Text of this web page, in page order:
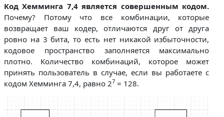
Код Хемминга 7,4 является совершенным кодом.
Почему? Потому что все комбинации, которые
возвращает ваш кодер, отличаются друг от друга
ровно на 3 бита, то есть нет никакой избыточности,
кодовое пространство заполняется максимально
плотно. Количество комбинаций, которое может
принять пользователь в случае, если вы работаете с
кодом Хемминга 7,4, равно 27 = 128.